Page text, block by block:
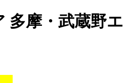
多摩・武蔵野